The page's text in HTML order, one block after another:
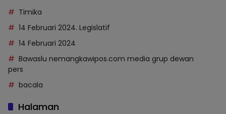
Timika
14 Februari 2024. Legislatif
14 Februari 2024
Bawaslu nemangkawipos.com media grup dewan
pers
bacala
Halaman